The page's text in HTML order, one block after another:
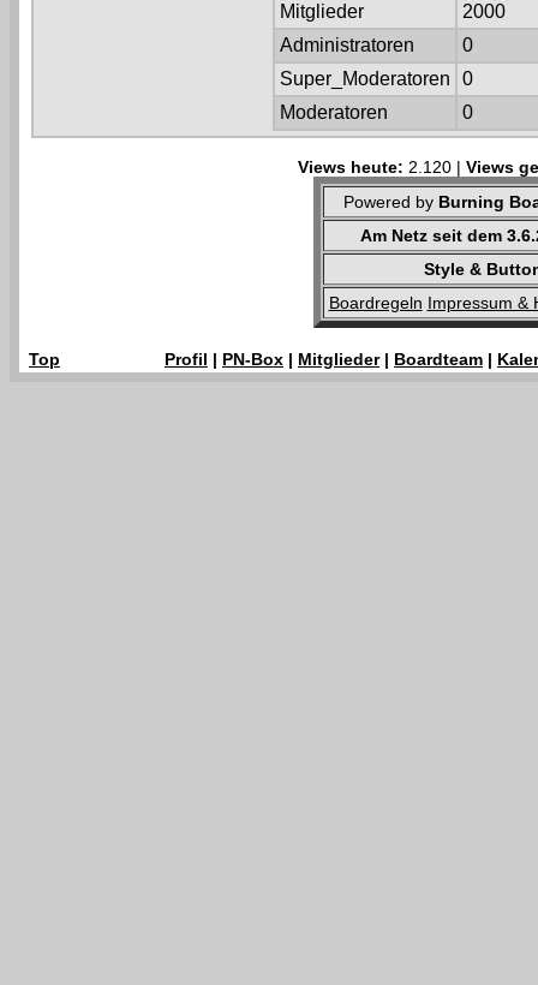
Mitglieder
2000
Administratoren
0
Super_Moderatoren
0
Moderatoren
0
Views heute: 2.120 | Views
Powered by Burning
Am Netz seit dem
Style &
Boardregeln Impressum &
Top Profil | PN-Box | Mitglieder| Boardteam |